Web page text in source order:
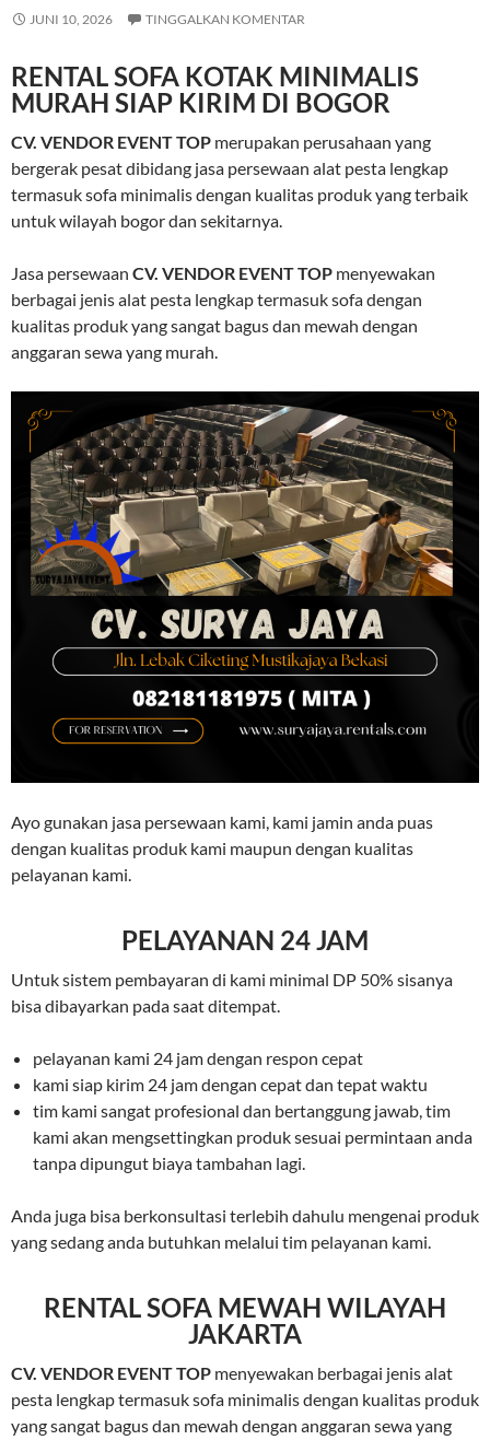
JUNI 10, 2026 TINGGALKAN KOMENTAR
RENTAL SOFA KOTAK MINIMALIS
MURAH SIAP KIRIM DI BOGOR
CV. VENDOR EVENT TOP merupakan perusahaan yang
bergerak pesat dibidang jasa persewaan alat pesta lengkap
termasuk sofa minimalis dengan kualitas produk yang terbaik
untuk wilayah bogor dan sekitarnya.
Jasa persewaan CV. VENDOR EVENT TOP menyewakan
berbagai jenis alat pesta lengkap termasuk sofa dengan
kualitas produk yang sangat bagus dan mewah dengan
anggaran sewa yang murah.
Ayo gunakan jasa persewaan kami, kami jamin anda puas
dengan kualitas produk kami maupun dengan kualitas
pelayanan kami.
PELAYANAN 24 JAM
Untuk sistem pembayaran di kami minimal DP 50% sisanya
bisa dibayarkan pada saat ditempat.
pelayanan kami 24 jam dengan respon cepat
kami siap kirim 24 jam dengan cepat dan tepat waktu
tim kami sangat profesional dan bertanggung jawab, tim
kami akan mengsettingkan produk sesuai permintaan anda
tanpa dipungut biaya tambahan lagi.
Anda juga bisa berkonsultasi terlebih dahulu mengenai produk
yang sedang anda butuhkan melalui tim pelayanan kami.
RENTAL SOFA MEWAH WILAYAH
JAKARTA
CV. VENDOR EVENT TOP menyewakan berbagai jenis alat
pesta lengkap termasuk sofa minimalis dengan kualitas produk
yang sangat bagus dan mewah dengan anggaran sewa yang